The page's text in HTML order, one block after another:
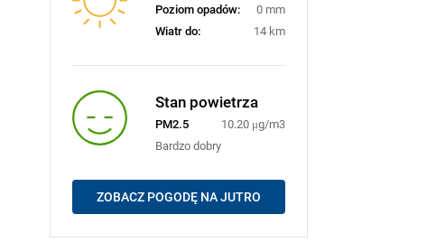
Poziom opadów:
0 mm
Wiatr do:
14 km
Stan powietrza
PM2.5
10.20 μg/m3
Bardzo dobry
ZOBACZ POGODĘ NA JUTRO